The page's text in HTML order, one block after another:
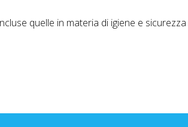
quelle in materia di igiene e sicurezza